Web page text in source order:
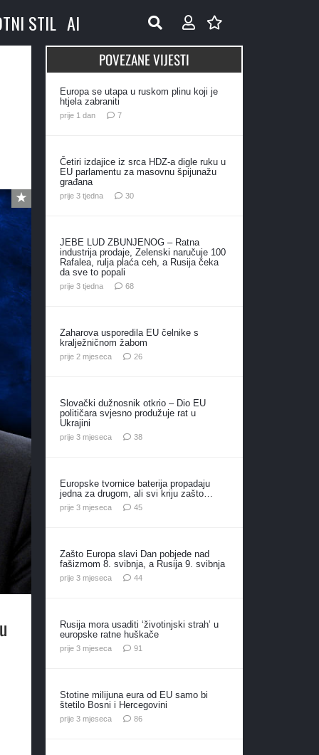
STIL AI
POVEZANE VIJESTI
Europa se utapa u ruskom plinu koji je
htjela zabraniti
prije 1 dan 7komentara
Četiri izdajice iz srca HDZ-a digle ruku u
EU parlamentu za masovnu špijunažu
građana
prije 3 tjedna 30komentara
JEBE LUD ZBUNJENOG – Ratna
industrija prodaje, Zelenski naručuje 100
Rafalea, rulja plaća ceh, a Rusija čeka
da sve to popali
prije 3 tjedna 68komentara
Zaharova usporedila EU čelnike s
kralježničnom žabom
prije 2 mjeseca 26komentara
Slovački dužnosnik otkrio – Dio EU
političara svjesno produžuje rat u
Ukrajini
prije 3 mjeseca 38komentara
Europske tvornice baterija propadaju
jedna za drugom, ali svi kriju zašto…
prije 3 mjeseca 45komentara
Zašto Europa slavi Dan pobjede nad
fašizmom 8. svibnja, a Rusija 9. svibnja
prije 3 mjeseca 44komentara
Rusija mora usaditi ‘životinjski strah’ u
europske ratne huškače
prije 3 mjeseca 91
Stotine milijuna eura od EU samo bi
štetilo Bosni i Hercegovini
prije 3 mjeseca 86komentara